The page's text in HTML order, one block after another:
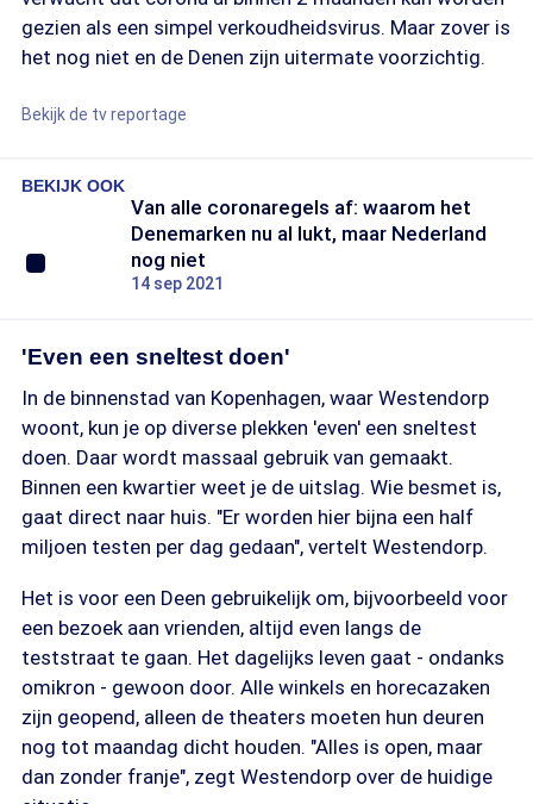
gezien als een simpel verkoudheidsvirus. Maar zover is
het nog niet en de Denen zijn uitermate voorzichtig.
Bekijk de tv reportage
BEKIJK OOK
Van alle coronaregels af: waarom het
Denemarken nu al lukt, maar Nederland
nog niet
14 sep 2021
'Even een sneltest doen'
In de binnenstad van Kopenhagen, waar Westendorp
woont, kun je op diverse plekken 'even' een sneltest
doen. Daar wordt massaal gebruik van gemaakt.
Binnen een kwartier weet je de uitslag. Wie besmet is,
gaat direct naar huis. "Er worden hier bijna een half
miljoen testen per dag gedaan", vertelt Westendorp.
Het is voor een Deen gebruikelijk om, bijvoorbeeld voor
een bezoek aan vrienden, altijd even langs de
teststraat te gaan. Het dagelijks leven gaat - ondanks
omikron - gewoon door. Alle winkels en horecazaken
zijn geopend, alleen de theaters moeten hun deuren
nog tot maandag dicht houden. "Alles is open, maar
dan zonder franje", zegt Westendorp over de huidige